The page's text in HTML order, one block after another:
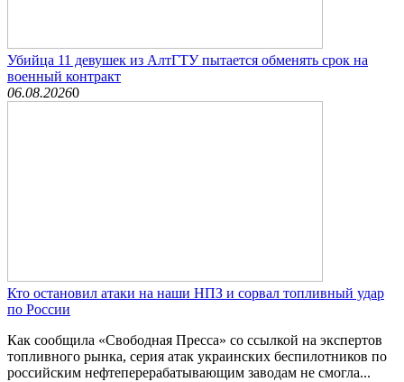
Убийца 11 девушек из АлтГТУ пытается обменять срок на
военный контракт
06.08.20260
Кто остановил атаки на наши НПЗ и сорвал топливный удар
по России
Как сообщила «Свободная Пресса» со ссылкой на экспертов
топливного рынка, серия атак украинских беспилотников по
российским нефтеперерабатывающим заводам не смогла...